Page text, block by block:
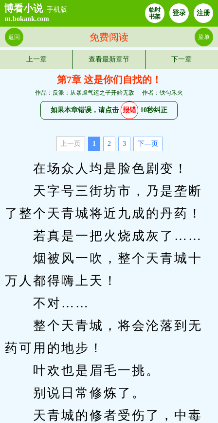
博看小说 手机版
m.bokank.com
临时
书架
登录 注册
免费阅读
返回 菜单
上一章 查看最新章节 下一章
第7章 这是你们自找的！
作品：反派：从暴虐气运之子开始无敌 作者：铁匀禾火
如果本章错误，请点击 报错 10秒纠正
上一页 1 2 3 下—页
在场众人均是脸色剧变！
天字号三街坊市，乃是垄断
了整个天青城将近九成的丹药！
若真是一把火烧成灰了……
烟被风一吹，整个天青城十
万人都得嗨上天！
不对……
整个天青城，将会沦落到无
药可用的地步！
叶欢也是眉毛一挑。
别说日常修炼了。
天青城的修者受伤了，中毒